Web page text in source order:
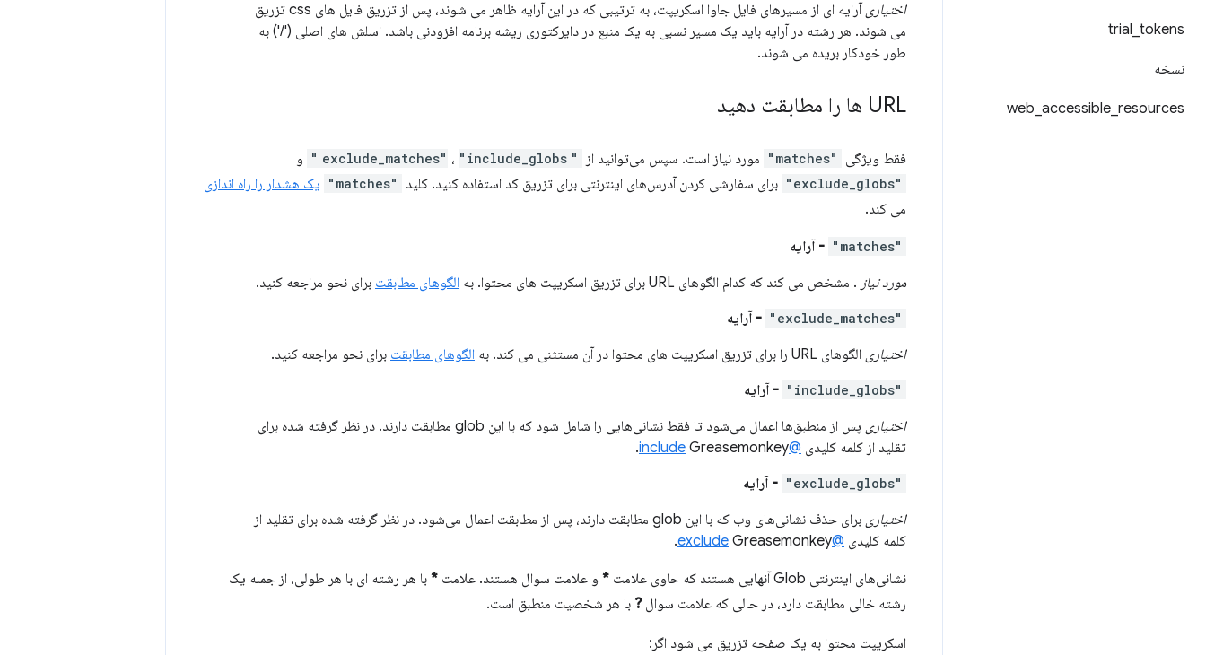
trial tokens
نسخه
web accessible resources
اختیاری
آرایه ای از مسیرهای فایل جاوا اسکریپت، به ترتیبی که در این آرایه ظاهر می شوند، پس از تزریق فایل های css تزریق
می شوند. هر رشته در آرایه باید یک مسیر نسبی به یک منبع در دایرکتوری ریشه برنامه افزودنی باشد. اسلش های اصلی ('/') به
طور خودکار بریده می شوند.
URL ها را مطابقت دهید
فقط ویژگی "matches" مورد نیاز است. سپس می‌توانید از "exclude_matches" ، "include_globs" و
"exclude_globs" برای سفارشی کردن آدرس‌های اینترنتی برای تزریق کد استفاده کنید. کلید "matches"
یک هشدار را راه اندازی
می کند.
"matches"
- آرایه
مورد نیاز . مشخص می کند که کدام الگوهای URL برای تزریق اسکریپت های محتوا. به الگوهای مطابقت برای نحو مراجعه کنید.
"exclude_matches"
- آرایه
اختیاری الگوهای URL را برای تزریق اسکریپت های محتوا در آن مستثنی می کند. به الگوهای مطابقت برای نحو مراجعه کنید.
"include_globs"
- آرایه
اختیاری
پس از منطبق‌ها اعمال می‌شود تا فقط نشانی‌هایی را شامل شود که با این glob مطابقت دارند. در نظر گرفته شده برای
تقلید از کلمه کلیدی @include
Greasemonkey.
"exclude_globs"
- آرایه
اختیاری
برای حذف نشانی‌های وب که با این glob مطابقت دارند، پس از مطابقت اعمال می‌شود. در نظر گرفته شده برای تقلید از
کلمه کلیدی @exclude
Greasemonkey.
نشانی‌های اینترنتی Glob آنهایی هستند که حاوی علامت * و علامت سوال هستند. علامت * با هر رشته ای با هر طولی، از جمله یک
رشته خالی مطابقت دارد، در حالی که علامت سوال? با هر شخصیت منطبق است.
اسکریپت محتوا به یک صفحه تزریق می شود اگر: